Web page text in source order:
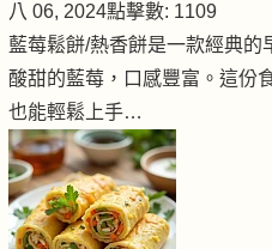
八 06, 2024點擊數: 1109
藍莓鬆餅/熱香餅是一款經典
酸甜的藍莓，口感豐富。這份
也能輕鬆上手…